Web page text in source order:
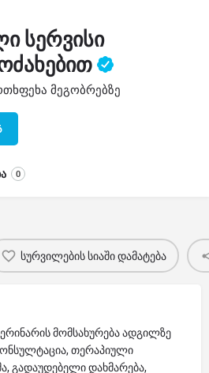
სერვისი
მეგობრებზე
0
სურვილების სიაში დამატება
მომსახურება ადგილზე
თერაპიული
გადაუდებელი დახმარება,